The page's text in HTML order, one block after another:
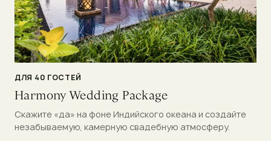
ДЛЯ 40 ГОСТЕЙ
Harmony Wedding Package
Скажите «да» на фоне Индийского океана и создайте
незабываемую, камерную свадебную атмосферу.